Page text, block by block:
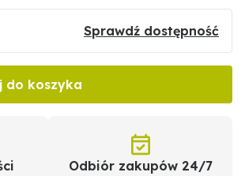
Sprawdź dostępność
do koszyka
Odbiór zakupów 24/7